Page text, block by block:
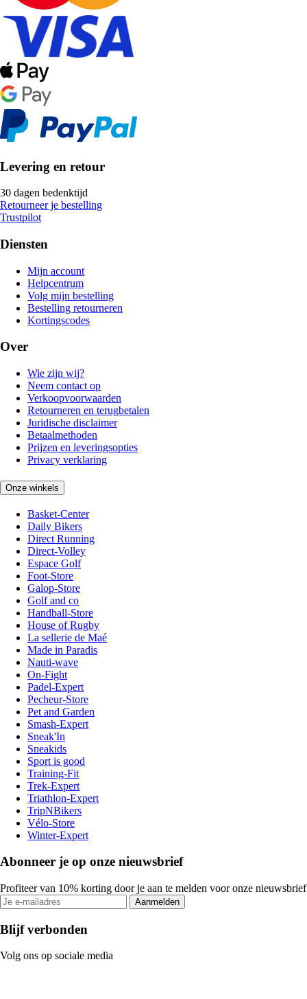
Levering en retour
30 dagen bedenktijd
Retourneer je bestelling
Trustpilot
Diensten
Mijn account
Helpcentrum
Volg mijn bestelling
Bestelling retourneren
Kortingscodes
Over
Wie zijn wij?
Neem contact op
Verkoopvoorwaarden
Retourneren en terugbetalen
Juridische disclaimer
Betaalmethoden
Prijzen en leveringsopties
Privacy verklaring
Onze winkels
Basket-Center
Daily Bikers
Direct Running
Direct-Volley
Espace Golf
Foot-Store
Galop-Store
Golf and co
Handball-Store
House of Rugby
La sellerie de Maé
Made in Paradis
Nauti-wave
On-Fight
Padel-Expert
Pecheur-Store
Pet and Garden
Smash-Expert
Sneak'In
Sneakids
Sport is good
Training-Fit
Trek-Expert
Triathlon-Expert
TripNBikers
Vélo-Store
Winter-Expert
Abonneer je op onze nieuwsbrief
Profiteer van 10% korting door je aan te melden voor onze nieuwsbrief
Aanmelden
Blijf verbonden
Volg ons op sociale media